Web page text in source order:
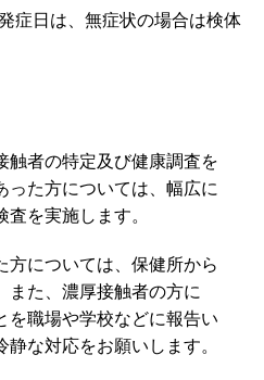
症日は、無症状の場合は検体
触者の特定及び健康調査を
った方については、幅広に
を実施します。
方については、保健所から
また、濃厚接触者の方に
を職場や学校などに報告い
な対応をお願いします。